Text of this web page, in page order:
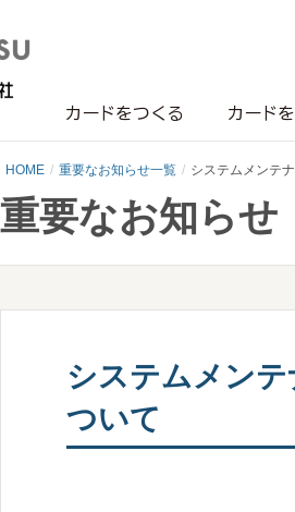
カードをつくる カード
HOME 重要なお知らせ一覧 システムメンテ
重要なお知らせ
システムメン
ついて